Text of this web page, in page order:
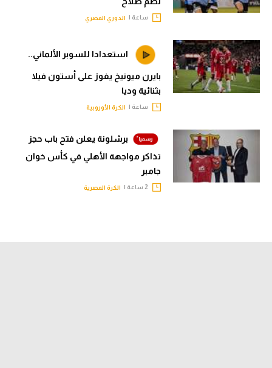
ساعة | الدوري المصري
استعدادا للسوبر الألماني..
بايرن ميونيخ يفوز على أستون فيلا
بثنائية وديا
ساعة | الكرة الأوروبية
برشلونة يعلن فتح باب حجز
تذاكر مواجهة الأهلي في كأس خوان
جامبر
الكرة المصرية